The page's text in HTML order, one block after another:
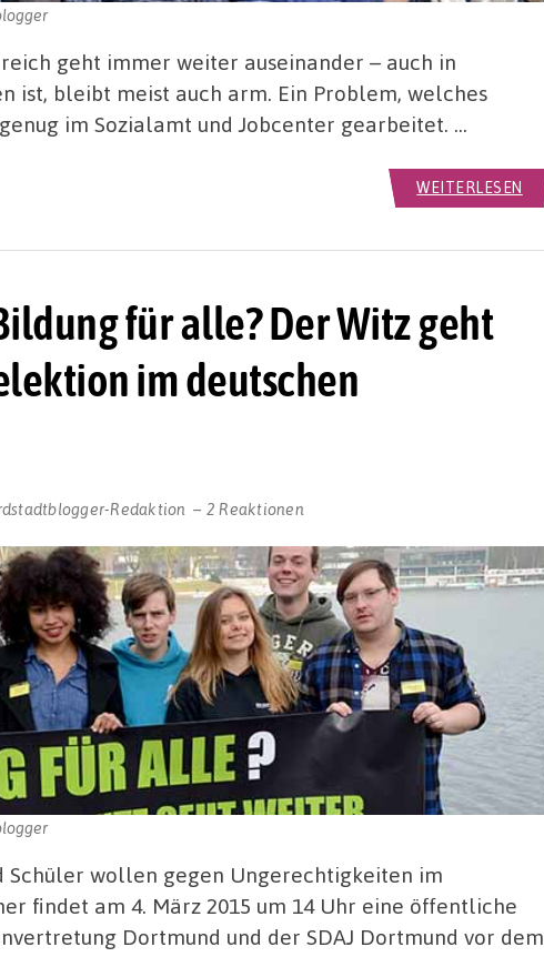
geht immer weiter auseinander – auch in
ist, bleibt meist auch arm. Ein Problem, welches
im Sozialamt und Jobcenter gearbeitet. …
WEITERLESEN
für alle? Der Witz geht
im deutschen
Redaktion 2 Reaktionen
Schüler wollen gegen Ungerechtigkeiten im
findet am 4. März 2015 um 14 Uhr eine öffentliche
Dortmund und der SDAJ Dortmund vor dem